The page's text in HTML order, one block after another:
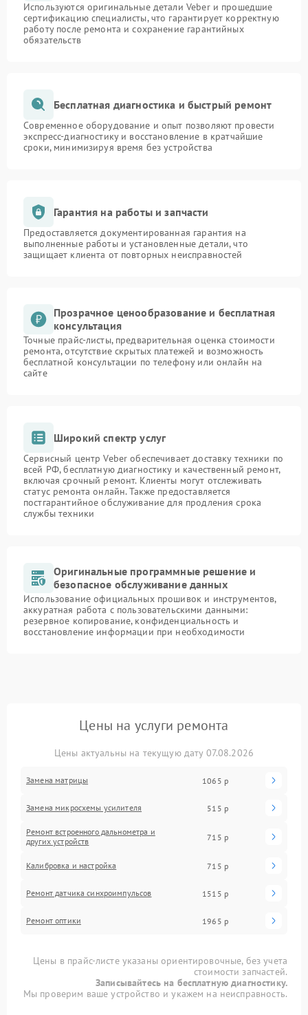
Используются оригинальные детали Veber и прошедшие
сертификацию специалисты, что гарантирует корректную
работу после ремонта и сохранение гарантийных
обязательств
Бесплатная диагностика и быстрый ремонт
Современное оборудование и опыт позволяют провести
экспресс-диагностику и восстановление в кратчайшие
сроки, минимизируя время без устройства
Гарантия на работы и запчасти
Предоставляется документированная гарантия на
выполненные работы и установленные детали, что
защищает клиента от повторных неисправностей
Прозрачное ценообразование и бесплатная
консультация
Точные прайс-листы, предварительная оценка стоимости
ремонта, отсутствие скрытых платежей и возможность
бесплатной консультации по телефону или онлайн на
сайте
Широкий спектр услуг
Сервисный центр Veber обеспечивает доставку техники по
всей РФ, бесплатную диагностику и качественный ремонт,
включая срочный ремонт. Клиенты могут отслеживать
статус ремонта онлайн. Также предоставляется
постгарантийное обслуживание для продления срока
службы техники
Оригинальные программные решение и
безопасное обслуживание данных
Использование официальных прошивок и инструментов,
аккуратная работа с пользовательскими данными:
резервное копирование, конфиденциальность и
восстановление информации при необходимости
Цены на услуги ремонта
Цены актуальны на текущую дату 07.08.2026
Замена матрицы 1065 р
Замена микросхемы усилителя 515 р
Ремонт встроенного дальнометра и
других устройств
715 р
Калибровка и настройка 715 р
Ремонт датчика синхроимпульсов 1515 р
Ремонт оптики 1965 р
Цены в прайс-листе указаны ориентировочные, без учета
стоимости запчастей.
Записывайтесь на бесплатную диагностику.
Мы проверим ваше устройство и укажем на неисправность.